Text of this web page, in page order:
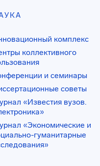
комплекс
коллективного
и семинары
советы
«Известия вузов.
«Экономические и
гуманитарные